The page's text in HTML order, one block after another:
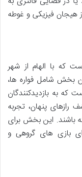
هیجان فیزیکی و غوطه
که با الهام از شهر
بخش شامل فواره ها،
که به بازدیدکنندگان
رازهای پنهان، تجربه
باشند. این بخش برای
بازی های گروهی و